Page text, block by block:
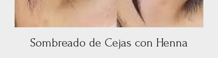
Sombreado de Cejas con Henna